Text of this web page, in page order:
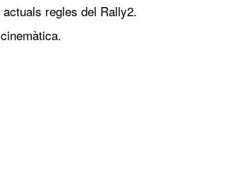
regles del Rally2.